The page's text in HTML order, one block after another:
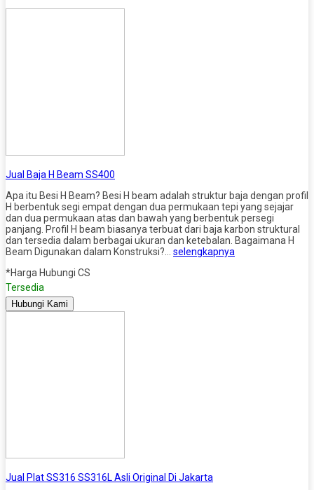
Jual Baja H Beam SS400
Apa itu Besi H Beam? Besi H beam adalah struktur baja dengan profil
H berbentuk segi empat dengan dua permukaan tepi yang sejajar
dan dua permukaan atas dan bawah yang berbentuk persegi
panjang. Profil H beam biasanya terbuat dari baja karbon struktural
dan tersedia dalam berbagai ukuran dan ketebalan. Bagaimana H
Beam Digunakan dalam Konstruksi?… selengkapnya
*Harga Hubungi CS
Tersedia
Hubungi Kami
Jual Plat SS316 SS316L Asli Original Di Jakarta